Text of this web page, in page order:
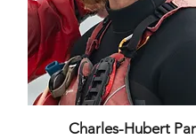
Charles-Hubert